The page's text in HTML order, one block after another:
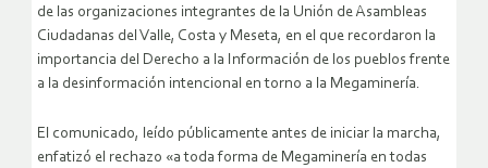
de las organizaciones integrantes de la Unión de Asambleas
Ciudadanas del Valle, Costa y Meseta, en el que recordaron la
importancia del Derecho a la Información de los pueblos frente
a la desinformación intencional en torno a la Megaminería.
El comunicado, leído públicamente antes de iniciar la marcha,
enfatizó el rechazo «a toda forma de Megaminería en todas